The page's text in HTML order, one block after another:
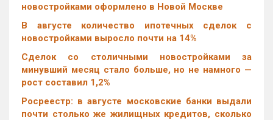
новостройками оформлено в Новой Москве
В августе количество ипотечных сделок с
новостройками выросло почти на 14%
Cделок со столичными новостройками за
минувший месяц стало больше, но не намного —
рост составил 1,2%
Росреестр: в августе московские банки выдали
почти столько же жилищных кредитов, сколько